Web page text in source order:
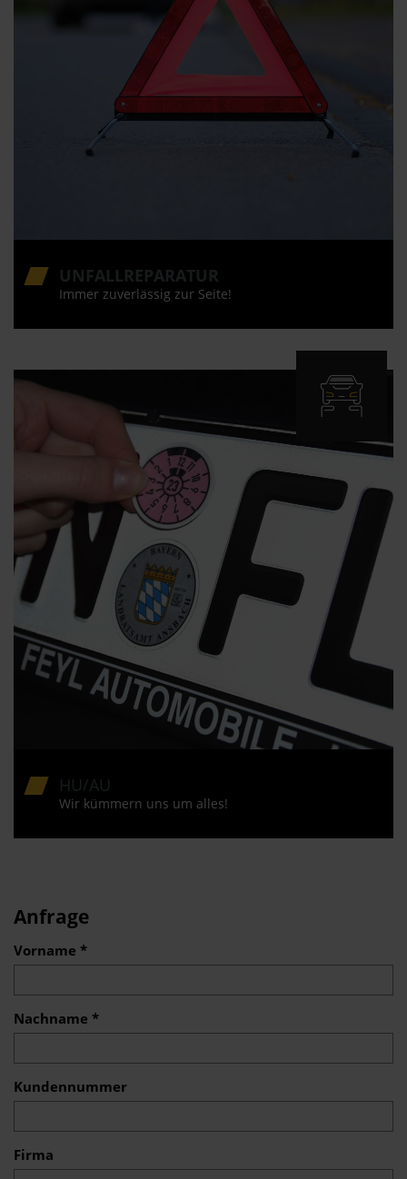
UNFALLREPARATUR
Immer zuverlässig zur Seite!
HU/AU
Wir kümmern uns um alles!
Anfrage
Vorname *
Nachname *
Kundennummer
Firma